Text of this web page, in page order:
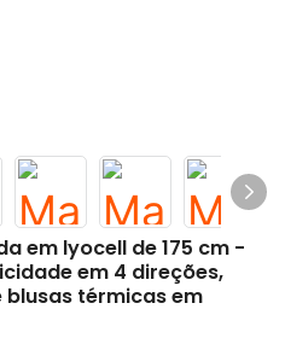
em lyocell de 175 cm -
em 4 direções,
térmicas em